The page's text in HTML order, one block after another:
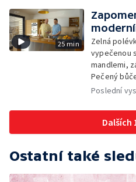
25 min
Zelná
vypečenou
mandlemi,
Pečený
škubánky
Poslední
Dalších
Ostatní také